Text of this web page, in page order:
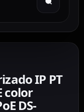
IP PT
color
DS-